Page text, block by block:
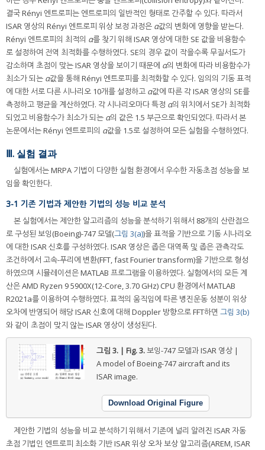
결국 Rényi 엔트로피는 엔트로피의 일반적인 형태로 간주할 수 있다. 따라서
ISAR 영상의 Rényi 엔트로피 위상 보정 과정은 α값의 변화에 영향을 받는다.
Rényi 엔트로피의 최적의 α를 찾기 위해 ISAR 영상에 대한 SE 값을 비용함수
로 설정하여 전역 최적화를 수행하였다. SE의 경우 값이 작을수록 무질서도가
감소하며 초점이 맞는 ISAR 영상을 보이기 때문에 α의 변화에 따라 비용함수가
최소가 되는 α값을 통해 Rényi 엔트로피를 최적화할 수 있다. 임의의 기동 표적
에 대한 서로 다른 시나리오 10개를 설정하고 α값에 따른 각 ISAR 영상의 SE를
측정하고 평균을 계산하였다. 각 시나리오마다 특정 α의 위치에서 SE가 최적화
되었고 비용함수가 최소가 되는 α의 값은 1.5 부근으로 확인되었다. 따라서 본
논문에서는 Rényi 엔트로피의 α값을 1.5로 설정하여 모든 실험을 수행하였다.
Ⅲ. 실험 결과
실험에서는 MRPA 기법이 다양한 실험 환경에서 우수한 자동초점 성능을 보
임을 확인한다.
3-1 기존 기법과 제안한 기법의 성능 비교 분석
본 실험에서는 제안한 알고리즘의 성능을 분석하기 위해서 88개의 산란점으
로 구성된 보잉(Boeing)-747 모델(그림 3(a))을 표적을 기반으로 기동 시나리오
에 대한 ISAR 신호를 구성하였다. ISAR 영상은 좁은 대역폭 및 좁은 관측각도
조건하에서 고속-푸리에 변환(FFT, fast Fourier transform)을 기반으로 형성
하였으며 시뮬레이션은 MATLAB 프로그램을 이용하였다. 실험에서의 모든 계
산은 AMD Ryzen 9 5900X(12-Core, 3.70 GHz) CPU 환경에서 MATLAB
R2021a를 이용하여 수행하였다. 표적의 움직임에 따른 병진운동 성분이 위상
오차에 반영되어 해당 ISAR 신호에 대해 Doppler 방향으로 FFT하면 그림 3(b)
와 같이 초점이 맞지 않는 ISAR 영상이 생성된다.
그림 3. | Fig. 3.보잉-747 모델과 ISAR 영상 |
A model of Boeing-747 aircraft and its
ISAR image.
Download Original Figure
제안한 기법의 성능을 비교 분석하기 위해서 기존에 널리 알려진 ISAR 자동
초점 기법인 엔트로피 최소화 기반 ISAR 위상 오차 보상 알고리즘(AREM, ISAR